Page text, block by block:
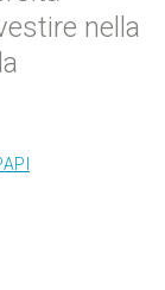
nella